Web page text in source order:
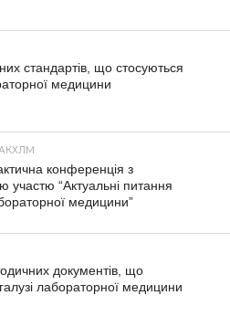
стандартів, що стосуються
медицини
конференція з
участю “Актуальні питання
медицини”
документів, що
лабораторної медицини